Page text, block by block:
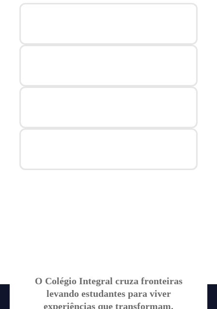
O Colégio Integral cruza fronteiras
levando estudantes para viver
experiências que transformam.